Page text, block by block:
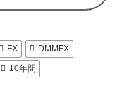
FX
DMMFX
10年間